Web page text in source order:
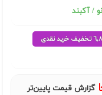
/ آکبند
گزارش قیمت پایین‌تر